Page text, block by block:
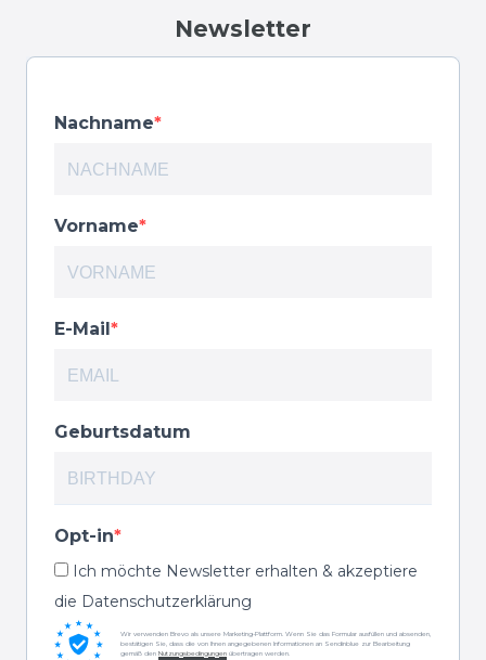
Newsletter
Nachname
Vorname
E-Mail
Geburtsdatum
Opt-in
Ich möchte Newsletter erhalten & akzeptiere
die Datenschutzerklärung
Wir verwenden Brevo als unsere Marketing-Plattform. Wenn Sie das Formular ausfüllen und absenden,
bestätigen Sie, dass die von Ihnen angegebenen Informationen an Sendinblue zur Bearbeitung
gemäß den Nutzungsbedingungen übertragen werden.